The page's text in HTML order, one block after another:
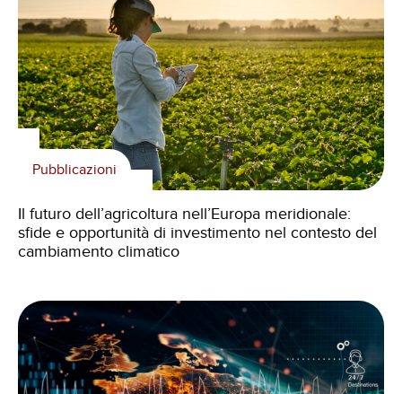
Pubblicazioni
Il futuro dell’agricoltura nell’Europa meridionale:
sfide e opportunità di investimento nel contesto del
cambiamento climatico